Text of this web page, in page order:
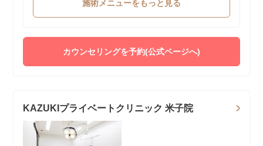
施術メニューをもっと見る
カウンセリングを予約(公式ページへ)
KAZUKIプライベートクリニック 米子院